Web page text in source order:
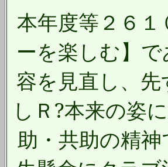
本年度等２６
ーを楽しむ】
容を見直し、
しＲ?本来の姿
助・共助の精